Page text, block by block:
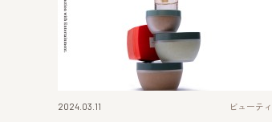
2024.03.11 ビューティ